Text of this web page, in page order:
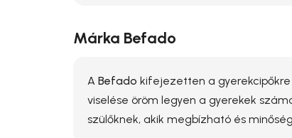
Márka Befado
A Befado kifejezetten a gyerekcipőkre
viselése öröm legyen a gyerekek
szülőknek, akik megbízható és